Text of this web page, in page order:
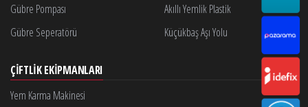
Gübre Pompası
Gübre Seperatörü
Akıllı Yemlik Plastik
Küçükbaş Aşı Yolu
ÇIFTLIK EKIPMANLARI
Yem Karma Makinesi